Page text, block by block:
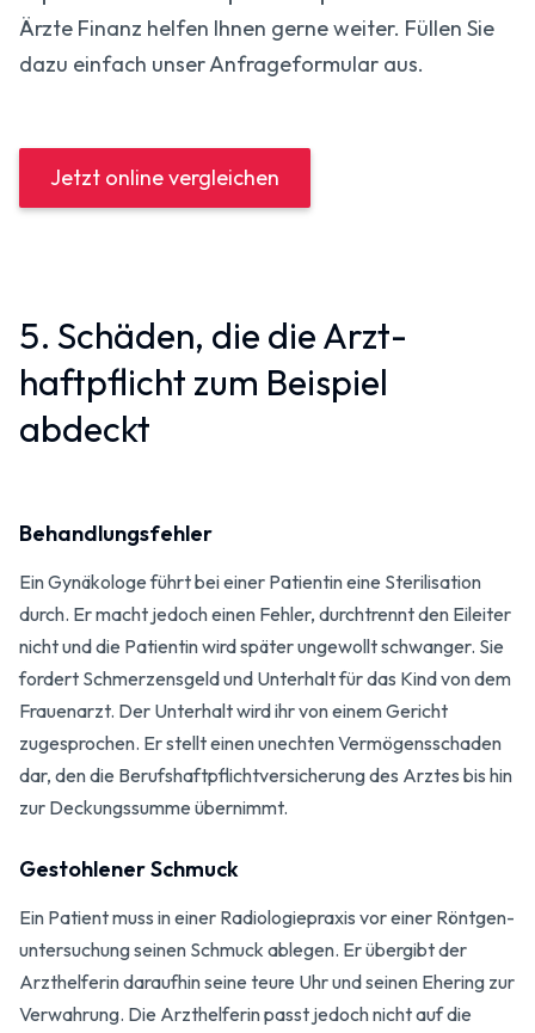
Ärzte Finanz helfen Ihnen gerne weiter. Füllen Sie
dazu einfach unser Anfrageformular aus.
Jetzt online vergleichen
5. Schäden, die die Arzt­
haftpflicht zum Beispiel
abdeckt
Behandlungsfehler
Ein Gynäkologe führt bei einer Patientin eine Sterilisation
durch. Er macht jedoch einen Fehler, durchtrennt den Eileiter
nicht und die Patientin wird später ungewollt schwanger. Sie
fordert Schmerzens­geld und Unterhalt für das Kind von dem
Frauen­arzt. Der Unterhalt wird ihr von einem Gericht
zugesprochen. Er stellt einen unechten Vermögens­schaden
dar, den die Berufs­haftpflicht­versicherung des Arztes bis hin
zur Deckungs­summe übernimmt.
Gestohlener Schmuck
Ein Patient muss in einer Radiologie­praxis vor einer Röntgen­
untersuchung seinen Schmuck ablegen. Er übergibt der
Arzt­helferin daraufhin seine teure Uhr und seinen Ehering zur
Verwahrung. Die Arzt­helferin passt jedoch nicht auf die